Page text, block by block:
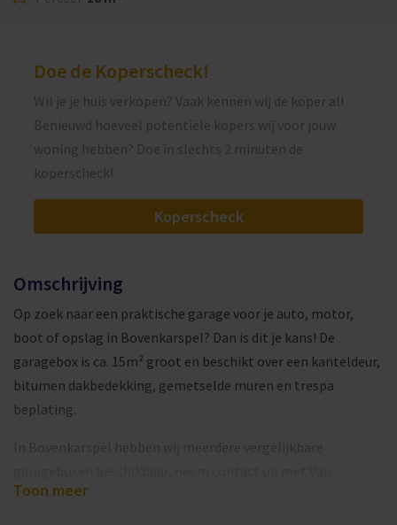
Doe de Koperscheck!
Wil je je huis verkopen? Vaak kennen wij de koper al!
Benieuwd hoeveel potentiële kopers wij voor jouw
woning hebben? Doe in slechts 2 minuten de
koperscheck!
Koperscheck
Omschrijving
Op zoek naar een praktische garage voor je auto, motor,
boot of opslag in Bovenkarspel? Dan is dit je kans! De
garagebox is ca. 15m² groot en beschikt over een kanteldeur,
bitumen dakbedekking, gemetselde muren en trespa
beplating.
Overbeek Makelaars voor meer informatie. Ook beschikbaar
Toon meer